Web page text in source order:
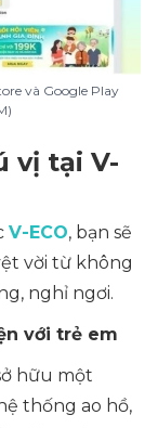
và Google Play
vị tại V-
V-ECO, bạn sẽ
vời từ không
nghỉ ngơi.
với trẻ em
hữu một
thống ao hồ,